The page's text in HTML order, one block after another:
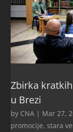
Zbirka
u Brezi
by CNA | Mar 27,
promocije, stara